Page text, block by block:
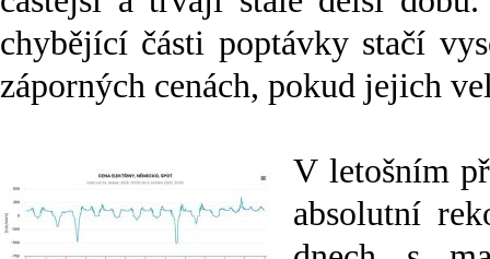
chybějící části poptávky stačí
záporných cenách, pokud jejich
V letošním
absolutní